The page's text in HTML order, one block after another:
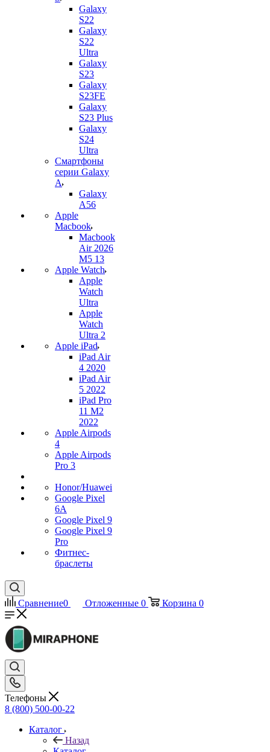
Galaxy
S22
Galaxy
S22
Ultra
Galaxy
S23
Galaxy
S23FE
Galaxy
S23 Plus
Galaxy
S24
Ultra
Смартфоны
серии Galaxy
A
Galaxy
A56
Apple
Macbook
Macbook
Air 2026
M5 13
Apple Watch
Apple
Watch
Ultra
Apple
Watch
Ultra 2
Apple iPad
iPad Air
4 2020
iPad Air
5 2022
iPad Pro
11 M2
2022
Apple Airpods
4
Apple Airpods
Pro 3
Honor/Huawei
Google Pixel
6A
Google Pixel 9
Google Pixel 9
Pro
Фитнес-
браслеты
Сравнение0 Отложенные 0 Корзина 0
Телефоны
8 (800) 500-00-22
Каталог
Назад